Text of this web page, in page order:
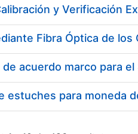
estuches para moneda